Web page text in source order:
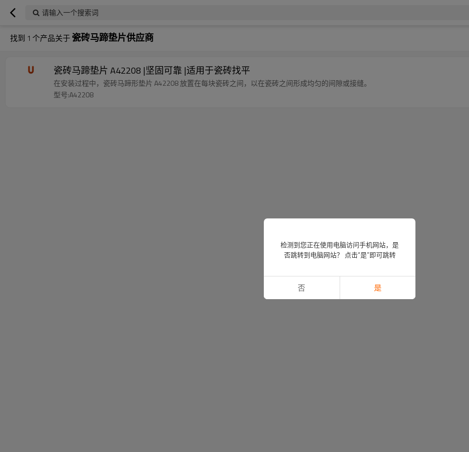
请输入一个搜索词
找到 1 个产品关于瓷砖马蹄垫片供应商
瓷砖马蹄垫片 A42208 |坚固可靠 |适用于瓷砖找平
在安装过程中，瓷砖马蹄形垫片 A42208 放置在每块瓷砖之间，以在瓷砖之间形成均匀的间隙或接缝。
型号:A42208
检测到您正在使用电脑访问手机网站，是
否跳转到电脑网站？ 点击“是”即可跳转
否 是